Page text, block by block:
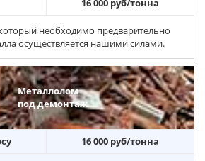
16 000 руб/тонна
необходимо предварительно
осуществляется нашими силами.
Металлолом
под демонтаж
16 000 руб/тонна